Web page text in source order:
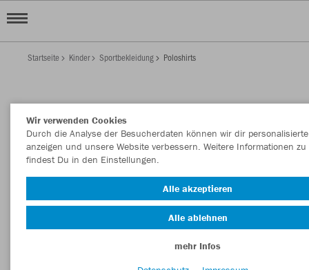
Startseite Kinder Sportbekleidung Poloshirts
KINDER POLOSHIRTS
Filter anzeigen Sortieren nach
Polos
Wir verwenden Cookies
Durch die Analyse der Besucherdaten können wir dir
anzeigen und unsere Website verbessern. Weitere Informationen zu
findest Du in den Einstellungen.
Alle akzeptieren
Alle ablehnen
mehr Infos